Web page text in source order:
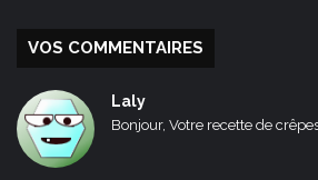
VOS COMMENTAIRES
Laly
Bonjour, Votre recette de